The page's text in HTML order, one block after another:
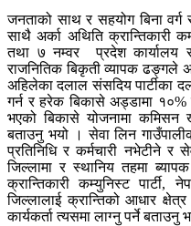
जनताको साथ र सहयोग बिना
साथै अर्का अथिति क्रान्तिकारी
तथा ७ नम्वर प्रदेश कार्यालय
राजनितिक बिकृती व्यापक ढङ्गले
अहिलेका दलाल संसदिय पार्टीका
गर्न र हरेक बिकासे अड्डामा
भएको बिकासे योजनामा
बताउनु भयो । सेवा लिन
प्रतिनिधि र कर्मचारी नभेटीने र
जिल्लामा र स्थानिय तहमा
क्रान्तिकारी कम्युनिस्ट
जिल्लालाई क्रान्तिको आधार क्षेत्र
कार्यकर्ता त्यसमा लाग्नु पर्ने बताउनु